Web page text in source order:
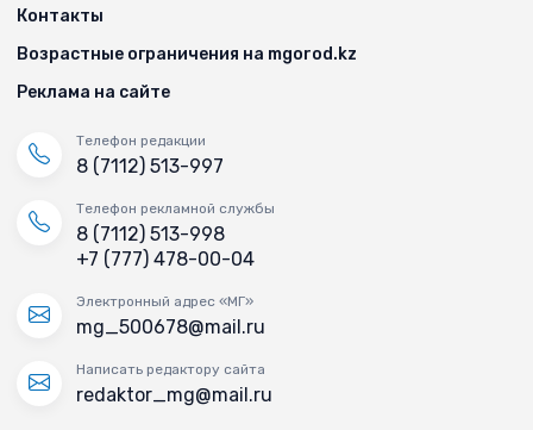
Контакты
Возрастные ограничения на mgorod.kz
Реклама на сайте
Телефон редакции
8 (7112) 513-997
Телефон рекламной службы
8 (7112) 513-998
+7 (777) 478-00-04
Электронный адрес «МГ»
mg_500678@mail.ru
Написать редактору сайта
redaktor_mg@mail.ru